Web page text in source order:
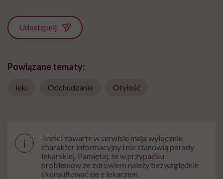
Udostępnij
Powiązane tematy:
leki Odchudzanie Otyłość
i
Treści zawarte w serwisie mają wyłącznie
charakter informacyjny i nie stanowią porady
lekarskiej. Pamiętaj, że w przypadku
problemów ze zdrowiem należy bezwzględnie
skonsultować się z lekarzem.